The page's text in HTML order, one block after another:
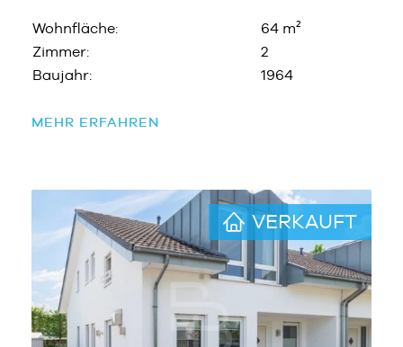
Wohnfläche:
64 m²
Zimmer:
2
Baujahr:
1964
MEHR ERFAHREN
VERKAUFT